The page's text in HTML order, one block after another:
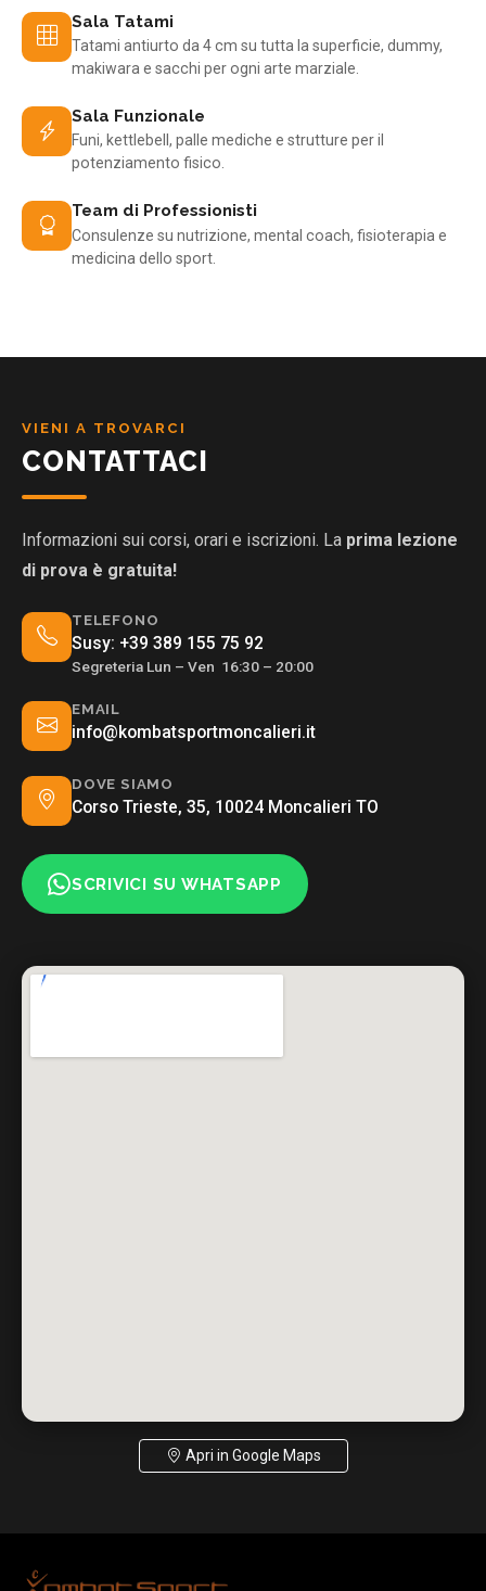
Sala Tatami
Tatami antiurto da 4 cm su tutta la superficie, dummy,
makiwara e sacchi per ogni arte marziale.
Sala Funzionale
Funi, kettlebell, palle mediche e strutture per il
potenziamento fisico.
Team di Professionisti
Consulenze su nutrizione, mental coach, fisioterapia e
medicina dello sport.
VIENI A TROVARCI
CONTATTACI
Informazioni sui corsi, orari e iscrizioni. La prima lezione
di prova è gratuita!
TELEFONO
Susy: +39 389 155 75 92
Segreteria Lun – Ven 16:30 – 20:00
EMAIL
info@kombatsportmoncalieri.it
DOVE SIAMO
Corso Trieste, 35, 10024 Moncalieri TO
SCRIVICI SU WHATSAPP
Apri in Google Maps